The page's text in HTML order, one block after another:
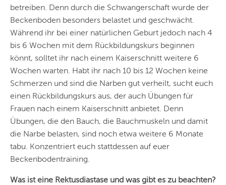
betreiben. Denn durch die Schwangerschaft wurde der
Beckenboden besonders belastet und geschwächt.
Während ihr bei einer natürlichen Geburt jedoch nach 4
bis 6 Wochen mit dem Rückbildungskurs beginnen
könnt, solltet ihr nach einem Kaiserschnitt weitere 6
Wochen warten. Habt ihr nach 10 bis 12 Wochen keine
Schmerzen und sind die Narben gut verheilt, sucht euch
einen Rückbildungskurs aus, der auch Übungen für
Frauen nach einem Kaiserschnitt anbietet. Denn
Übungen, die den Bauch, die Bauchmuskeln und damit
die Narbe belasten, sind noch etwa weitere 6 Monate
tabu. Konzentriert euch stattdessen auf euer
Beckenbodentraining.
Was ist eine Rektusdiastase und was gibt es zu beachten?